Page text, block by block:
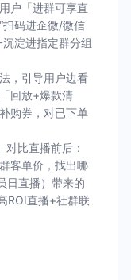
户「进群可享直
扫码进企微/微信
淀进指定群分组
，引导用户边看
回放+爆款清
购券，对已下单
比直播前后：
客单价，找出哪
日直播）带来的
ROI直播+社群联